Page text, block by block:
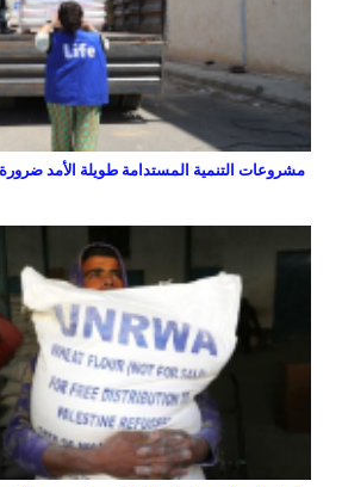
مشروعات التنمية المستدامة طويلة الأمد